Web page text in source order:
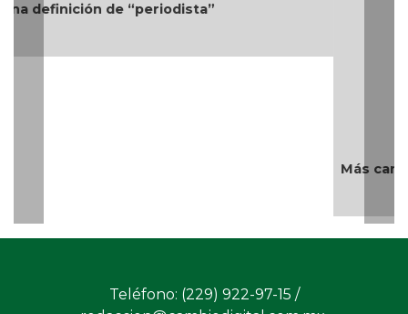
Más cambios en el gobierno de AVA
y Servicios
Editorial